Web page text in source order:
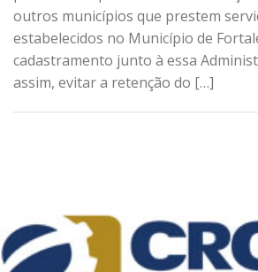
outros municípios que prestem
estabelecidos no Município de
cadastramento junto à essa
assim, evitar a retenção do […]